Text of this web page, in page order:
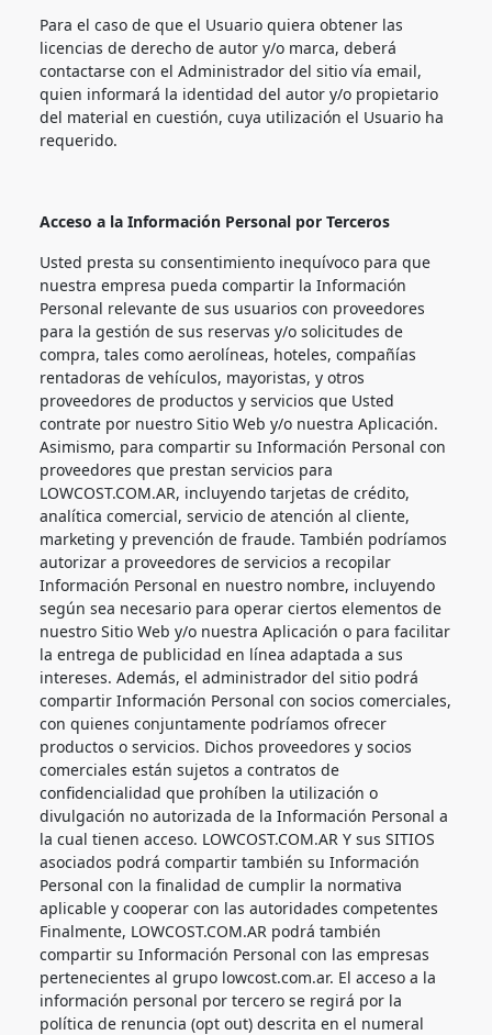
Para el caso de que el Usuario quiera obtener las
licencias de derecho de autor y/o marca, deberá
contactarse con el Administrador del sitio vía email,
quien informará la identidad del autor y/o propietario
del material en cuestión, cuya utilización el Usuario ha
requerido.
Acceso a la Información Personal por Terceros
Usted presta su consentimiento inequívoco para que
nuestra empresa pueda compartir la Información
Personal relevante de sus usuarios con proveedores
para la gestión de sus reservas y/o solicitudes de
compra, tales como aerolíneas, hoteles, compañías
rentadoras de vehículos, mayoristas, y otros
proveedores de productos y servicios que Usted
contrate por nuestro Sitio Web y/o nuestra Aplicación.
Asimismo, para compartir su Información Personal con
proveedores que prestan servicios para
LOWCOST.COM.AR, incluyendo tarjetas de crédito,
analítica comercial, servicio de atención al cliente,
marketing y prevención de fraude. También podríamos
autorizar a proveedores de servicios a recopilar
Información Personal en nuestro nombre, incluyendo
según sea necesario para operar ciertos elementos de
nuestro Sitio Web y/o nuestra Aplicación o para facilitar
la entrega de publicidad en línea adaptada a sus
intereses. Además, el administrador del sitio podrá
compartir Información Personal con socios comerciales,
con quienes conjuntamente podríamos ofrecer
productos o servicios. Dichos proveedores y socios
comerciales están sujetos a contratos de
confidencialidad que prohíben la utilización o
divulgación no autorizada de la Información Personal a
la cual tienen acceso. LOWCOST.COM.AR Y sus SITIOS
asociados podrá compartir también su Información
Personal con la finalidad de cumplir la normativa
aplicable y cooperar con las autoridades competentes
Finalmente, LOWCOST.COM.AR podrá también
compartir su Información Personal con las empresas
pertenecientes al grupo lowcost.com.ar. El acceso a la
información personal por tercero se regirá por la
política de renuncia (opt out) descrita en el numeral